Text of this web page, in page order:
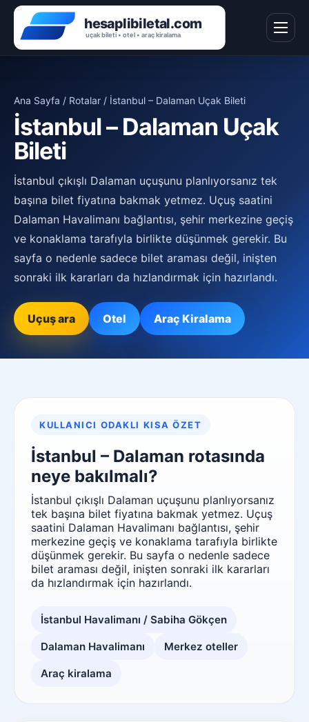
Ana Sayfa / Rotalar / İstanbul – Dalaman Uçak Bileti
İstanbul – Dalaman Uçak
Bileti
İstanbul çıkışlı Dalaman uçuşunu planlıyorsanız tek
başına bilet fiyatına bakmak yetmez. Uçuş saatini
Dalaman Havalimanı bağlantısı, şehir merkezine geçiş
ve konaklama tarafıyla birlikte düşünmek gerekir. Bu
sayfa o nedenle sadece bilet araması değil, inişten
sonraki ilk kararları da hızlandırmak için hazırlandı.
Uçuş ara Otel Araç Kiralama
KULLANICI ODAKLI KISA ÖZET
İstanbul – Dalaman rotasında
neye bakılmalı?
İstanbul çıkışlı Dalaman uçuşunu planlıyorsanız
tek başına bilet fiyatına bakmak yetmez. Uçuş
saatini Dalaman Havalimanı bağlantısı, şehir
merkezine geçiş ve konaklama tarafıyla birlikte
düşünmek gerekir. Bu sayfa o nedenle sadece
bilet araması değil, inişten sonraki ilk kararları
da hızlandırmak için hazırlandı.
İstanbul Havalimanı / Sabiha Gökçen
Dalaman Havalimanı Merkez oteller
Araç kiralama